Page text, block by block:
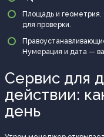
Площадь и
для проверки.
Нумерация и дата —
Сервис для
действии:
день